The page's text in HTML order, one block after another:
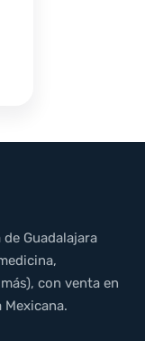
Guadalajara
con venta en